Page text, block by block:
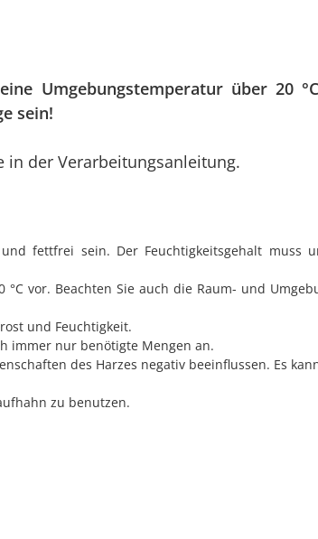
Umgebungstemperatur über 20
sein!
in der Verarbeitungsanleitung.
fettfrei sein. Der Feuchtigkeitsgehalt muss
vor. Beachten Sie auch die Raum- und
und Feuchtigkeit.
immer nur benötigte Mengen an.
des Harzes negativ beeinflussen. Es
zu benutzen.